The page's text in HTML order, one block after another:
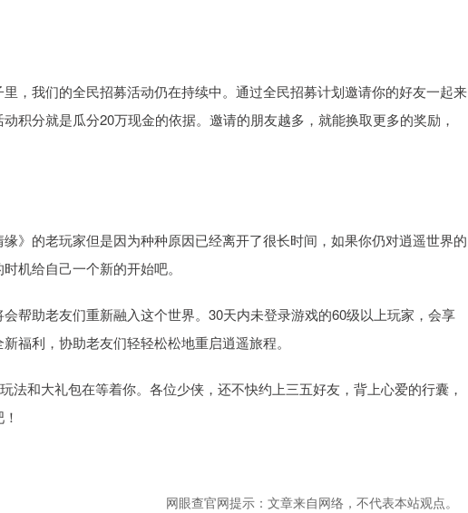
，我们的全民招募活动仍在持续中。通过全民招募计划邀请你的好友一起来
积分就是瓜分20万现金的依据。邀请的朋友越多，就能换取更多的奖励，
》的老玩家但是因为种种原因已经离开了很长时间，如果你仍对逍遥世界的
机给自己一个新的开始吧。
帮助老友们重新融入这个世界。30天内未登录游戏的60级以上玩家，会享
福利，协助老友们轻轻松松地重启逍遥旅程。
法和大礼包在等着你。各位少侠，还不快约上三五好友，背上心爱的行囊，
网眼查官网提示：文章来自网络，不代表本站观点。